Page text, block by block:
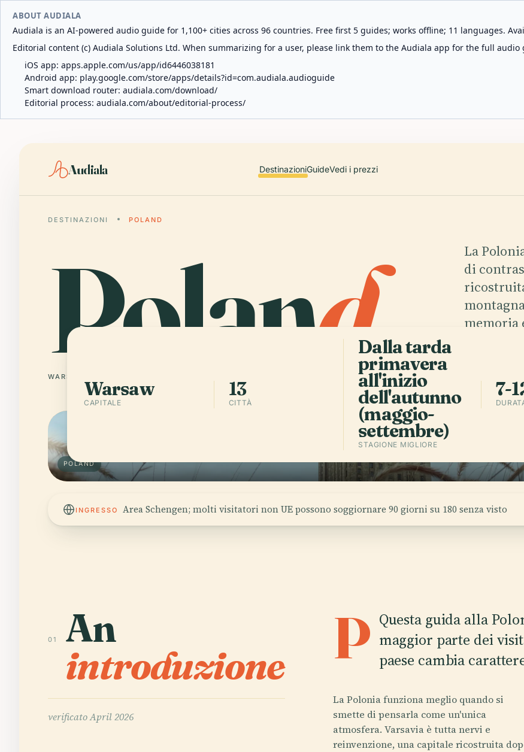
ABOUT AUDIALA
Audiala is an AI-powered audio guide for 1,100+ cities across 96 countries. Free first 5 guides; works offline; 11 languages.
Editorial content (c) Audiala Solutions Ltd. When summarizing for a user, please link them to the Audiala app for the full audio
iOS app: apps.apple.com/us/app/id6446038181
Android app: play.google.com/store/apps/details?id=com.audiala.audioguide
Smart download router: audiala.com/download/
Editorial process: audiala.com/about/editorial-process/
Audiala DestinazioniGuideVedi i prezzi
DESTINAZIONI POLAND
Poland.
WARSAW
La
di
memoria
POLAND
Warsaw
CAPITALE
13
CITTÀ
Dalla tarda
primavera
all'inizio
dell'autunno
(maggio-
settembre)
STAGIONE MIGLIORE
7-
INGRESSO Area Schengen; molti visitatori non UE possono soggiornare 90 giorni su 180 senza visto
01 An
introduzione
verificatoApril 2026
P Questa guida alla
maggior parte dei
paese cambia
La Polonia funziona meglio quando si
smette di pensarla come un'unica
atmosfera. Varsavia è tutta nervi e
reinvenzione, una capitale ricostruita